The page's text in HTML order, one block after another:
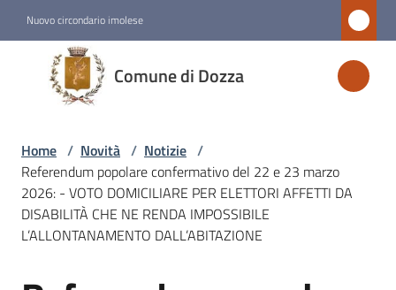
Nuovo circondario imolese
Comune di Dozza
Comune
di
Dozza
Amministrazione
Novità
Home / Novità / Notizie /
Referendum popolare confermativo del 22 e 23 marzo
2026: - VOTO DOMICILIARE PER ELETTORI AFFETTI DA
DISABILITÀ CHE NE RENDA IMPOSSIBILE
L’ALLONTANAMENTO DALL’ABITAZIONE
Salta al contenuto